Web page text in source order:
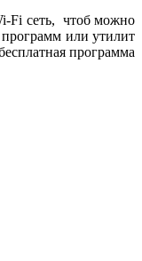
Fi сеть, чтоб можно
или утилит
программа